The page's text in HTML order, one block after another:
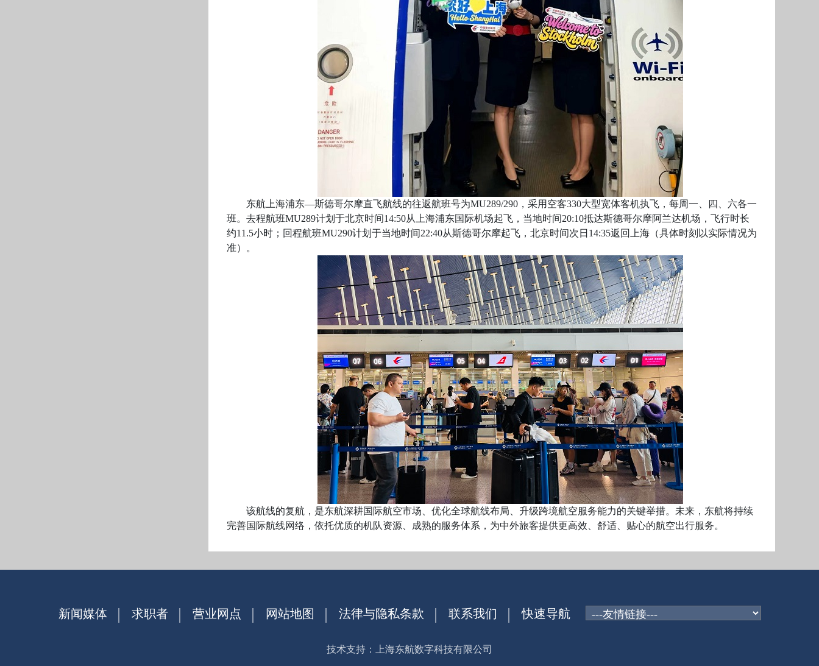
东航上海浦东—斯德哥尔摩直飞航线的往返航班号为MU289/290，采用空客330大型宽体客机执飞，每周一、四、六各一
班。去程航班MU289计划于北京时间14:50从上海浦东国际机场起飞，当地时间20:10抵达斯德哥尔摩阿兰达机场，飞行时长
约11.5小时；回程航班MU290计划于当地时间22:40从斯德哥尔摩起飞，北京时间次日14:35返回上海（具体时刻以实际情况为
准）。
该航线的复航，是东航深耕国际航空市场、优化全球航线布局、升级跨境航空服务能力的关键举措。未来，东航将持续
完善国际航线网络，依托优质的机队资源、成熟的服务体系，为中外旅客提供更高效、舒适、贴心的航空出行服务。
新闻媒体 求职者 营业网点 网站地图 法律与隐私条款 联系我们 快速导航
技术支持：上海东航数字科技有限公司